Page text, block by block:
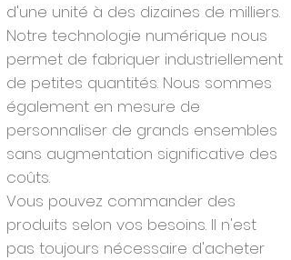
d'une unité à des dizaines de milliers.
Notre technologie numérique nous
permet de fabriquer industriellement
de petites quantités. Nous sommes
également en mesure de
personnaliser de grands ensembles
sans augmentation significative des
coûts.
Vous pouvez commander des
produits selon vos besoins. Il n'est
pas toujours nécessaire d'acheter